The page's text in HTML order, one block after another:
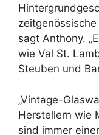
sagt Anthony.
wie Val St.
Steuben und
„Vintage-
Herstellern wie
sind immer